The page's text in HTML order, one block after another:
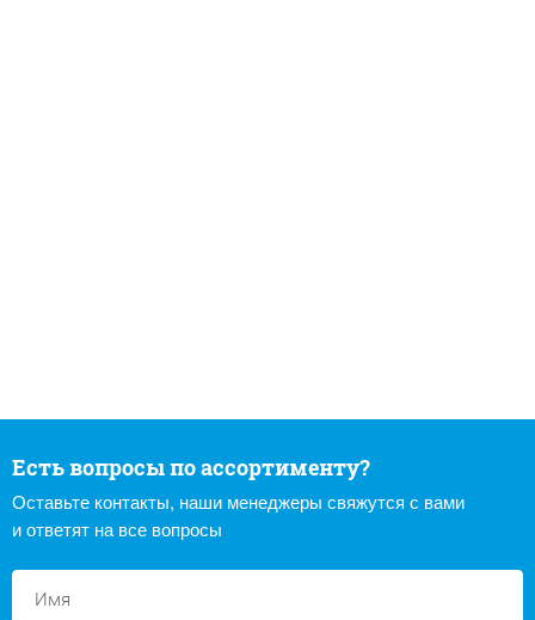
Есть вопросы по ассортименту?
Оставьте контакты, наши менеджеры свяжутся с вами
и ответят на все вопросы